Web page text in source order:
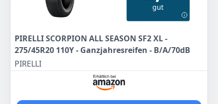
gut
PIRELLI SCORPION ALL SEASON SF2 XL -
275/45R20 110Y - Ganzjahresreifen - B/A/70dB
PIRELLI